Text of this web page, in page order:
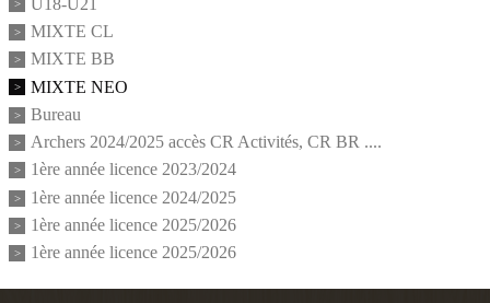
MIXTE CL
MIXTE BB
MIXTE NEO
Bureau
Archers 2024/2025 accès CR Activités, CR BR ....
1ère année licence 2023/2024
1ère année licence 2024/2025
1ère année licence 2025/2026
1ère année licence 2025/2026